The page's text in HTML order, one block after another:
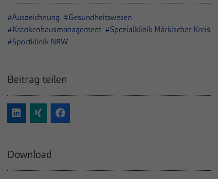
#Auszeichnung #Gesundheitswesen
#Krankenhausmanagement #Spezialklinik Märkischer Kreis
#Sportklinik NRW
Beitrag teilen
Download